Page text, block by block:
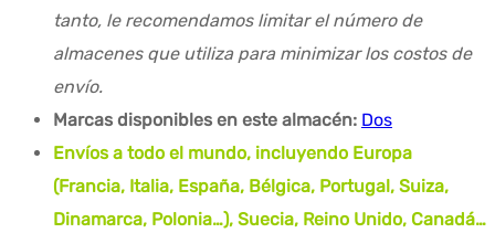
tanto, le recomendamos limitar el número de
almacenes que utiliza para minimizar los costos de
envío.
Marcas disponibles en este almacén: Dos
Envíos a todo el mundo, incluyendo Europa
(Francia, Italia, España, Bélgica, Portugal, Suiza,
Dinamarca, Polonia…), Suecia, Reino Unido, Canadá…